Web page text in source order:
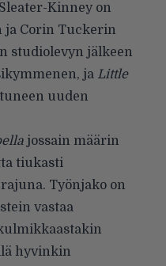
Kinney on
ja Corin Tuckerin
studiolevyn jälkeen
ja Little
uuden
jossain määrin
tiukasti
Työnjako on
vastaa
hyvinkin